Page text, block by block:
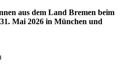
aus dem Land Bremen beim
Mai 2026 in München und